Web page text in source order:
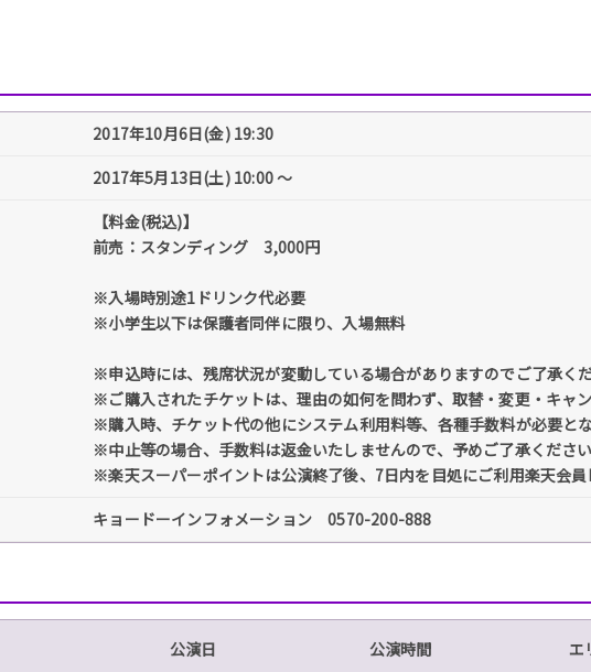
2017年10月6日(金) 19:30
2017年5月13日(土) 10:00 〜
【料金(税込)】
前売：スタンディング 3,000円
※入場時別途1ドリンク代必要
※小学生以下は保護者同伴に限り、入場無料
※申込時には、残席状況が変動している場合がありますのでご了承くだ
※ご購入されたチケットは、理由の如何を問わず、取替・変更・キャ
※購入時、チケット代の他にシステム利用料等、各種手数料が必要とな
※中止等の場合、手数料は返金いたしませんので、予めご了承ください
※楽天スーパーポイントは公演終了後、7日内を目処にご利用楽天会員
キョードーインフォメーション 0570-200-888
公演日 公演時間 エ